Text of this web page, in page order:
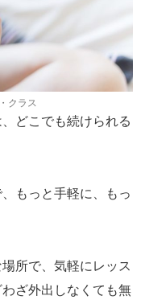
クラス
どこでも続けられる
もっと手軽に、もっ
所で、気軽にレッス
ざ外出しなくても無